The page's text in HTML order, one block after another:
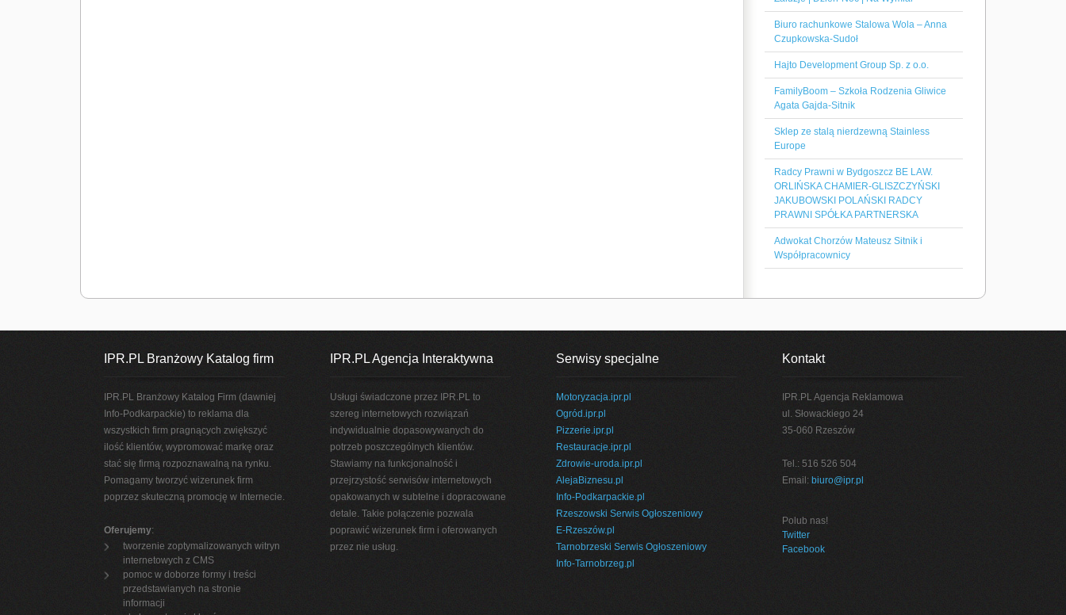
Biuro rachunkowe Stalowa Wola – Anna
Czupkowska-Sudoł
Hajto Development Group Sp. z o.o.
FamilyBoom – Szkoła Rodzenia Gliwice
Agata Gajda-Sitnik
Sklep ze stalą nierdzewną Stainless
Europe
Radcy Prawni w Bydgoszcz BE LAW.
ORLIŃSKA CHAMIER-GLISZCZYŃSKI
JAKUBOWSKI POLAŃSKI RADCY
PRAWNI SPÓŁKA PARTNERSKA
Adwokat Chorzów Mateusz Sitnik i
Współpracownicy
IPR.PL Branżowy Katalog firm
IPR.PL Branżowy Katalog Firm (dawniej
Info-Podkarpackie) to reklama dla
wszystkich firm pragnących zwiększyć
ilość klientów, wypromować markę oraz
stać się firmą rozpoznawalną na rynku.
Pomagamy tworzyć wizerunek firm
poprzez skuteczną promocję w Internecie.
Oferujemy:
tworzenie zoptymalizowanych witryn
internetowych z CMS
pomoc w doborze formy i treści
przedstawianych na stronie
informacji
IPR.PL Agencja Interaktywna
Usługi świadczone przez IPR.PL to
szereg internetowych rozwiązań
indywidualnie dopasowywanych do
potrzeb poszczególnych klientów.
Stawiamy na funkcjonalność i
przejrzystość serwisów internetowych
opakowanych w subtelne i dopracowane
detale. Takie połączenie pozwala
poprawić wizerunek firm i oferowanych
przez nie usług.
Serwisy specjalne
Motoryzacja.ipr.pl
Ogród.ipr.pl
Pizzerie.ipr.pl
Restauracje.ipr.pl
Zdrowie-uroda.ipr.pl
AlejaBiznesu.pl
Info-Podkarpackie.pl
Rzeszowski Serwis Ogłoszeniowy
E-Rzeszów.pl
Tarnobrzeski Serwis Ogłoszeniowy
Info-Tarnobrzeg.pl
Kontakt
IPR.PL Agencja Reklamowa
ul. Słowackiego 24
35-060 Rzeszów
Tel.: 516 526 504
Email: biuro@ipr.pl
Polub nas!
Twitter
Facebook